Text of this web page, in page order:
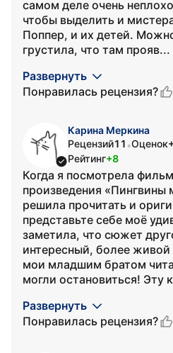
самом деле очень
чтобы выделить и
Поппер, и их детей.
грустила, что там прояв...
Развернуть
Понравилась рецензия?
Карина Меркина
Рецензий11 •Оценок
Рейтинг+8
Когда я посмотрела
произведения «Пингвины
решила прочитать и
представьте себе моё
заметила, что сюжет
интересный, более
мои младшим братом
могли остановиться! Эту
Развернуть
Понравилась рецензия?